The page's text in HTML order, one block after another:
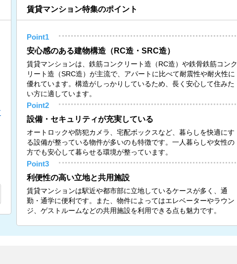
賃貸マンション特集のポイント
Point1
安心感のある建物構造（RC造・SRC造）
賃貸マンションは、鉄筋コンクリート造（RC造）や鉄骨鉄筋コンク
リート造（SRC造）が主流で、アパートに比べて耐震性や耐火性に
優れています。構造がしっかりしているため、長く安心して住みた
い方に適しています。
Point2
設備・セキュリティが充実している
オートロックや防犯カメラ、宅配ボックスなど、暮らしを快適にす
る設備が整っている物件が多いのも特徴です。一人暮らしや女性の
方でも安心して暮らせる環境が整っています。
Point3
利便性の高い立地と共用施設
賃貸マンションは駅近や都市部に立地しているケースが多く、通
勤・通学に便利です。また、物件によってはエレベーターやラウン
ジ、ゲストルームなどの共用施設を利用できる点も魅力です。